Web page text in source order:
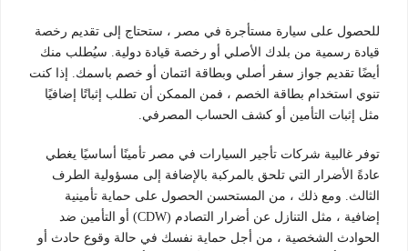
للحصول على سيارة مستأجرة في مصر ، ستحتاج إلى تقديم رخصة
قيادة رسمية من بلدك الأصلي أو رخصة قيادة دولية. سيُطلب منك
أيضًا تقديم جواز سفر أصلي وبطاقة ائتمان أو خصم باسمك. إذا كنت
تنوي استخدام بطاقة الخصم ، فمن الممكن أن تطلب إثباتًا إضافيًا
مثل إثبات التأمين أو كشف الحساب المصرفي.
توفر غالبية شركات تأجير السيارات في مصر تأمينًا أساسيًا يغطي
عادةً الأضرار التي تلحق بالمركبة بالإضافة إلى مسؤولية الطرف
الثالث. ومع ذلك ، من المستحسن الحصول على حماية تأمينية
إضافية ، مثل التنازل عن أضرار التصادم (CDW) أو التأمين ضد
الحوادث الشخصية ، من أجل حماية نفسك في حالة وقوع حادث أو